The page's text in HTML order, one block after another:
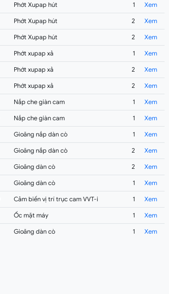
Phớt Xupap hút 1 Xem
Phớt Xupap hút 2 Xem
Phớt Xupap hút 2 Xem
Phớt xupap xả 1 Xem
Phớt xupap xả 2 Xem
Phớt xupap xả 2 Xem
Nắp che giàn cam 1 Xem
Nắp che giàn cam 1 Xem
Gioăng nắp dàn cò 1 Xem
Gioăng nắp dàn cò 2 Xem
Gioăng dàn cò 2 Xem
Gioăng dàn cò 1 Xem
Cảm biến vị trí trục cam VVT-i 1 Xem
Ốc mặt máy 1 Xem
Gioăng dàn cò 1 Xem